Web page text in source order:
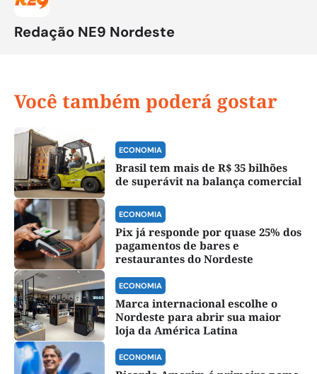
Redação NE9 Nordeste
Você também poderá gostar
ECONOMIA
Brasil tem mais de R$ 35 bilhões
de superávit na balança comercial
ECONOMIA
Pix já responde por quase 25% dos
pagamentos de bares e
restaurantes do Nordeste
ECONOMIA
Marca internacional escolhe o
Nordeste para abrir sua maior
loja da América Latina
ECONOMIA